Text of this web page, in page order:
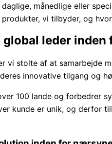
månedlige eller
vi tilbyder, og
global leder
vi stolte af at samarbejde
innovative tilgang og
100 lande og forbedrer
kunde er unik, og derfor